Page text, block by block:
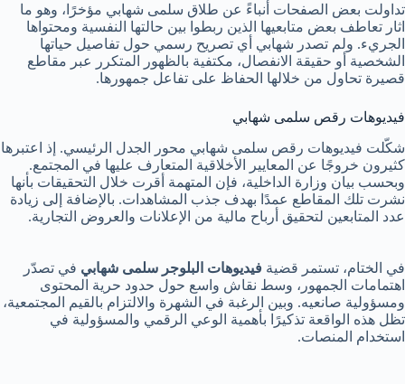
تداولت بعض الصفحات أنباءً عن طلاق سلمى شهابي مؤخرًا، وهو ما
اثار تعاطف بعض متابعيها الذين ربطوا بين حالتها النفسية ومحتواها
الجريء. ولم تصدر شهابي أي تصريح رسمي حول تفاصيل حياتها
الشخصية أو حقيقة الانفصال، مكتفية بالظهور المتكرر عبر مقاطع
قصيرة تحاول من خلالها الحفاظ على تفاعل جمهورها.
فيديوهات رقص سلمى شهابي
شكّلت فيديوهات رقص سلمى شهابي محور الجدل الرئيسي. إذ اعتبرها
كثيرون خروجًا عن المعايير الأخلاقية المتعارف عليها في المجتمع.
وبحسب بيان وزارة الداخلية، فإن المتهمة أقرت خلال التحقيقات بأنها
نشرت تلك المقاطع عمدًا بهدف جذب المشاهدات. بالإضافة إلى زيادة
عدد المتابعين لتحقيق أرباح مالية من الإعلانات والعروض التجارية.
في الختام، تستمر قضية فيديوهات البلوجر سلمى شهابي في تصدّر
اهتمامات الجمهور، وسط نقاش واسع حول حدود حرية المحتوى
ومسؤولية صانعيه. وبين الرغبة في الشهرة والالتزام بالقيم المجتمعية،
تظل هذه الواقعة تذكيرًا بأهمية الوعي الرقمي والمسؤولية في
استخدام المنصات.